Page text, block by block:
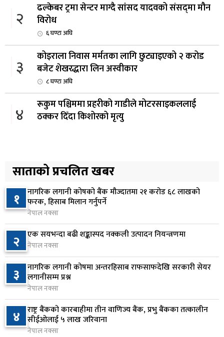
२
ढल्केबर ट्रमा सेन्टर माग्दै सांसद यादवको संसद्‌मा मौन
विरोध
६ घण्टा अघि
३
कोइराला निवास मर्मतका लागि छुट्याइएको २ करोड
बजेट शेखरद्धारा लिन अस्वीकार
८ घण्टा अघि
४
रूकुम पश्चिममा प्रहरीको गाडीले मोटरसाइकललाई
ठक्कर दिँदा किशोरको मृत्यु
५
प्रस्तुत हुने
८ घण्टा अघि
६
आज बस्ने भनिएको राष्ट्रिय सभाको बैठक बुधबारका लागि
सर्‍यो
८ घण्टा अघि
७
वीरगञ्जमा ट्यांकरको सिल खोलेर तेल निकाल्ने सात जना
रंगेहात पक्राउ
९ घण्टा अघि
८
जन्मसिद्ध नागरिकता कडा बनाउने ट्रम्पको नयाँ प्रयास, दुई
कार्यकारी आदेश जारी
९ घण्टा अघि
साताको प्रचलित खबर
१ नागरिक लगानी कोषको बैंक मौज्दातमा २१ करोड ६८ लाखको
फरक, हिसाब मिलान गर्नुपर्ने
नेपाल नक्सा
२ एक सयभन्दा बढी शङ्कास्पद नक्कली उत्पादन नियन्त्रणमा
नेपाल नक्सा
३ नागरिक लगानी कोषमा अन्तरहिसाब राफसाफदेखि सरकारी सेयर
लगानीसम्म प्रश्न
नेपाल नक्सा
४ राष्ट्र बैंकको कारबाहीमा तीन वाणिज्य बैंक, प्रभु बैंकका तत्कालीन
सीईओलाई ५ लाख जरिवाना
नेपाल नक्सा